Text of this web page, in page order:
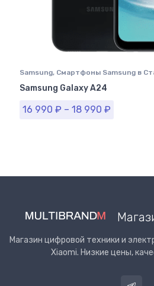
Samsung, Смартфоны Samsung в
Samsung Galaxy A24
16 990 ₽ – 18 990 ₽
Магазин цифровой техники и
Xiaomi. Низкие цены,